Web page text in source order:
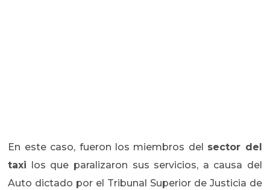
En este caso, fueron los miembros del sector del
taxi los que paralizaron sus servicios, a causa del
Auto dictado por el Tribunal Superior de Justicia de